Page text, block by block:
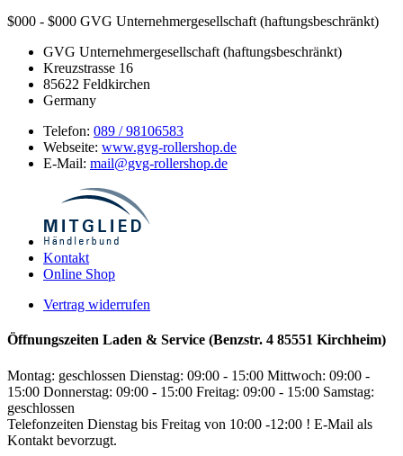
$000 - $000 GVG Unternehmergesellschaft (haftungsbeschränkt)
GVG Unternehmergesellschaft (haftungsbeschränkt)
Kreuzstrasse 16
85622 Feldkirchen
Germany
Telefon: 089 / 98106583
Webseite: www.gvg-rollershop.de
E-Mail: mail@gvg-rollershop.de
Kontakt
Online Shop
Vertrag widerrufen
Öffnungszeiten Laden & Service (Benzstr. 4 85551 Kirchheim)
Montag: geschlossen Dienstag: 09:00 - 15:00 Mittwoch: 09:00 -
15:00 Donnerstag: 09:00 - 15:00 Freitag: 09:00 - 15:00 Samstag:
geschlossen
Telefonzeiten Dienstag bis Freitag von 10:00 -12:00 ! E-Mail als
Kontakt bevorzugt.